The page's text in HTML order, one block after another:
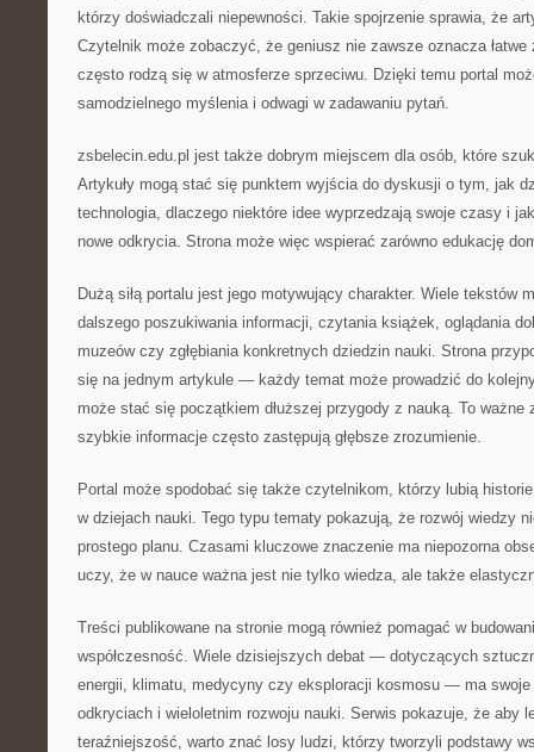
którzy doświadczali niepewności. Takie spojrzenie sprawia, że
Czytelnik może zobaczyć, że geniusz nie zawsze oznacza łatwe
często rodzą się w atmosferze sprzeciwu. Dzięki temu portal
samodzielnego myślenia i odwagi w zadawaniu pytań.
zsbelecin.edu.pl jest także dobrym miejscem dla osób, które
Artykuły mogą stać się punktem wyjścia do dyskusji o tym, jak
technologia, dlaczego niektóre idee wyprzedzają swoje czasy i
nowe odkrycia. Strona może więc wspierać zarówno edukację
Dużą siłą portalu jest jego motywujący charakter. Wiele tekstów
dalszego poszukiwania informacji, czytania książek, oglądania
muzeów czy zgłębiania konkretnych dziedzin nauki. Strona
się na jednym artykule — każdy temat może prowadzić do
może stać się początkiem dłuższej przygody z nauką. To ważne
szybkie informacje często zastępują głębsze zrozumienie.
Portal może spodobać się także czytelnikom, którzy lubią
w dziejach nauki. Tego typu tematy pokazują, że rozwój wiedzy
prostego planu. Czasami kluczowe znaczenie ma niepozorna
uczy, że w nauce ważna jest nie tylko wiedza, ale także
Treści publikowane na stronie mogą również pomagać w
współczesność. Wiele dzisiejszych debat — dotyczących
energii, klimatu, medycyny czy eksploracji kosmosu — ma swoje
odkryciach i wieloletnim rozwoju nauki. Serwis pokazuje, że aby
teraźniejszość, warto znać losy ludzi, którzy tworzyli podstawy